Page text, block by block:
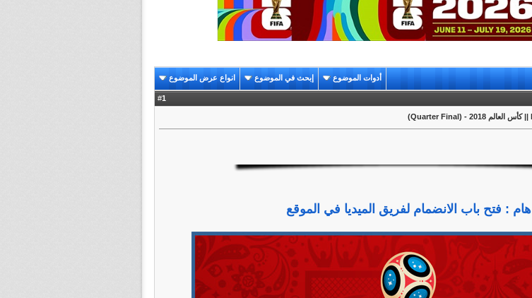
أدوات الموضوع إبحث في الموضوع انواع عرض الموضوع
1
هام : فتح باب الانضمام لفريق الميديا في الموقع